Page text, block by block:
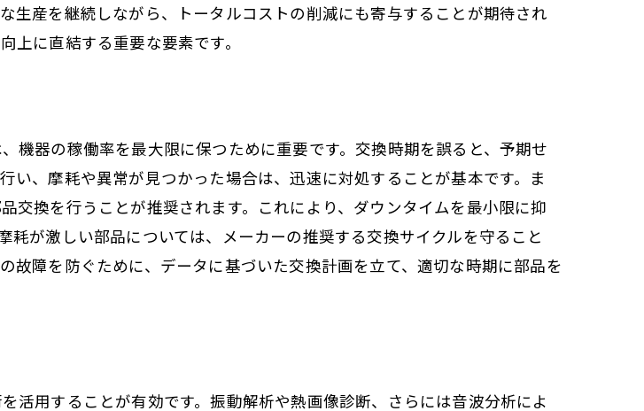
生産を継続しながら、トータルコストの削減にも寄与することが期待され
上に直結する重要な要素です。
機器の稼働率を最大限に保つために重要です。交換時期を誤ると、予期せ
、摩耗や異常が見つかった場合は、迅速に対処することが基本です。ま
交換を行うことが推奨されます。これにより、ダウンタイムを最小限に抑
が激しい部品については、メーカーの推奨する交換サイクルを守ること
故障を防ぐために、データに基づいた交換計画を立て、適切な時期に部品を
活用することが有効です。振動解析や熱画像診断、さらには音波分析によ